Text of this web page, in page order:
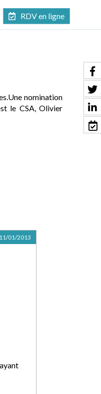
RDV en ligne
nomination
le CSA, Olivier
11/01/2013